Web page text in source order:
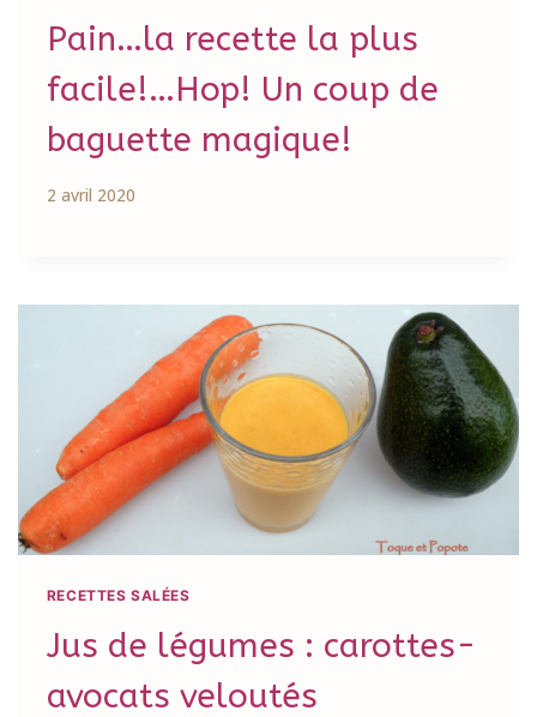
Pain…la recette la plus
facile!…Hop! Un coup de
baguette magique!
2 avril 2020
RECETTES SALÉES
Jus de légumes : carottes-
avocats veloutés